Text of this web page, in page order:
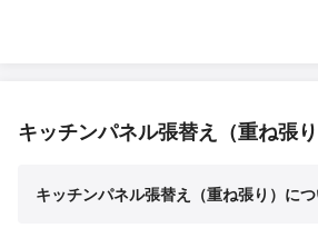
キッチンパネル張替え（重ね張
キッチンパネル張替え（重ね張り）に